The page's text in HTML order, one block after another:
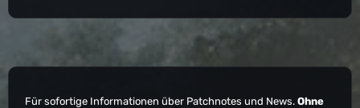
Für sofortige Informationen über Patchnotes und News. Ohne